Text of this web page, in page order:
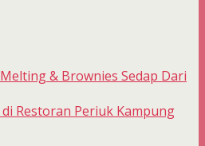
& Brownies Sedap Dari
Restoran Periuk Kampung